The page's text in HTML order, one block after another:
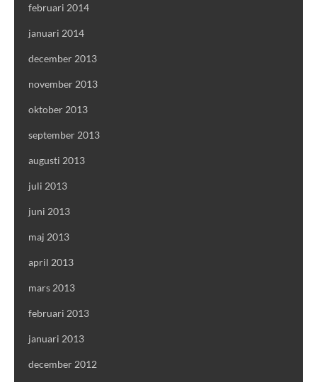
februari 2014
januari 2014
december 2013
november 2013
oktober 2013
september 2013
augusti 2013
juli 2013
juni 2013
maj 2013
april 2013
mars 2013
februari 2013
januari 2013
december 2012